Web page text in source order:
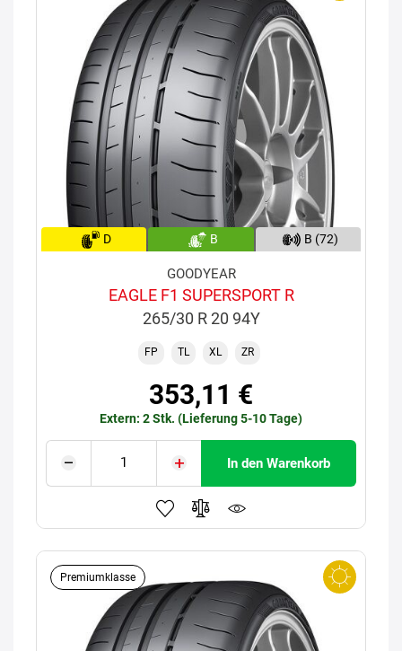
D B B (72)
GOODYEAR
EAGLE F1 SUPERSPORT R
265/30 R 20 94Y
FP TL XL ZR
353,11 €
Extern: 2 Stk. (Lieferung 5-10 Tage)
In den Warenkorb
Premiumklasse